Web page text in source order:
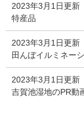
2023年3月1日更新
特産品
2023年3月1日更新
田んぼイルミネー
2023年3月1日更新
吉賀池湿地のPR動